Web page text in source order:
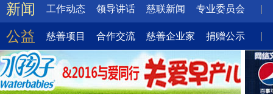
新闻 工作动态 领导讲话 慈联新闻 专业委员会
公益 慈善项目 合作交流 慈善企业家 捐赠公示